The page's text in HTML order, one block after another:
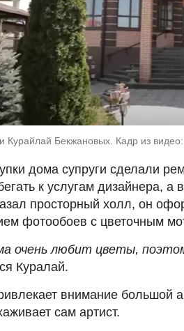
Курайлай Бекжановых. Кадр из
дома супруги сделали
к услугам дизайнера, а
просторный холл, он
фотообоев с цветочным
очень любит цветы,
Куралай.
внимание большой
сам артист.